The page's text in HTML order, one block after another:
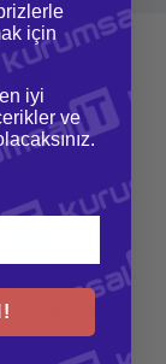
ve Değişim
ve değişim imkanı
Alışveriş
SSL sertifikası
için
iyi
ve